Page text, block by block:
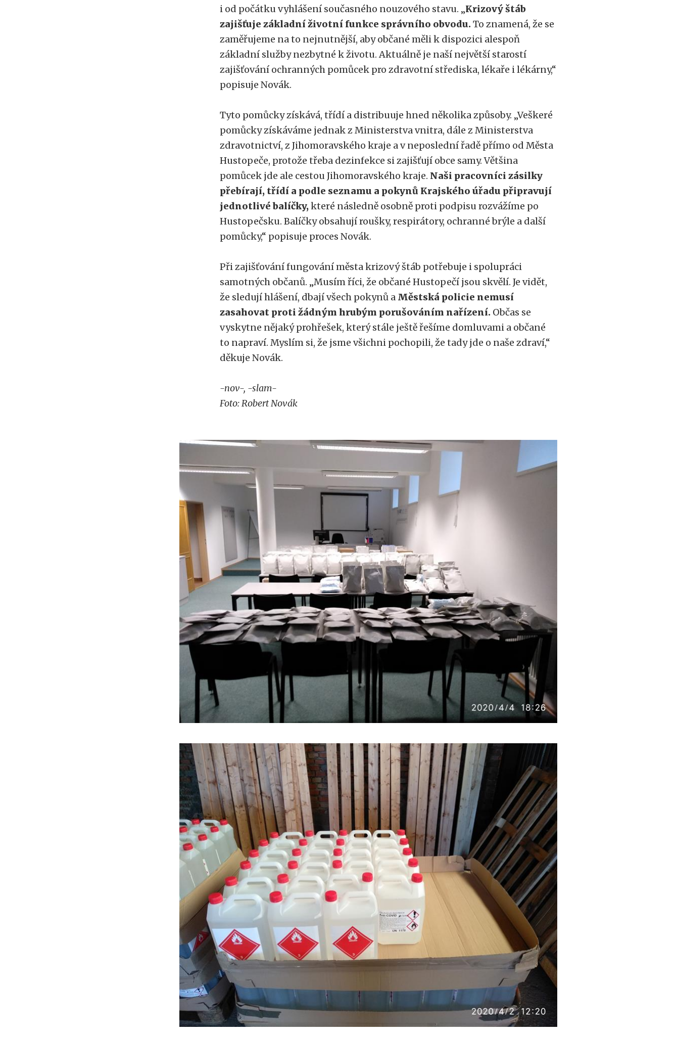
i od počátku vyhlášení současného nouzového stavu. „Krizový štáb
zajišťuje základní životní funkce správního obvodu.To znamená, že se
zaměřujeme na to nejnutnější, aby občané měli k dispozici alespoň
základní služby nezbytné k životu. Aktuálně je naší největší starostí
zajišťování ochranných pomůcek pro zdravotní střediska, lékaře i lékárny,“
popisuje Novák.
Tyto pomůcky získává, třídí a distribuuje hned několika způsoby. „Veškeré
pomůcky získáváme jednak z Ministerstva vnitra, dále z Ministerstva
zdravotnictví, z Jihomoravského kraje a v neposlední řadě přímo od Města
Hustopeče, protože třeba dezinfekce si zajišťují obce samy. Většina
pomůcek jde ale cestou Jihomoravského kraje. Naši pracovníci zásilky
přebírají, třídí a podle seznamu a pokynů Krajského úřadu připravují
jednotlivé balíčky,které následně osobně proti podpisu rozvážíme po
Hustopečsku. Balíčky obsahují roušky, respirátory, ochranné brýle a další
pomůcky,“ popisuje proces Novák.
Při zajišťování fungování města krizový štáb potřebuje i spolupráci
samotných občanů. „Musím říci, že občané Hustopečí jsou skvělí. Je vidět,
že sledují hlášení, dbají všech pokynů a Městská policie nemusí
zasahovat proti žádným hrubým porušováním nařízení. Občas se
vyskytne nějaký prohřešek, který stále ještě řešíme domluvami a občané
to napraví. Myslím si, že jsme všichni pochopili, že tady jde o naše zdraví,“
děkuje Novák.
-nov-, -slam-
Foto: Robert Novák